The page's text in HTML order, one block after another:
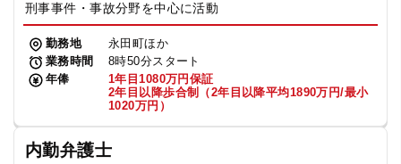
刑事事件・事故分野を中心に活動
勤務地
永田町ほか
業務時間
8時50分スタート
年俸
1年目1080万円保証
2年目以降歩合制（2年目以降平均1890万円/最小
1020万円）
内勤弁護士